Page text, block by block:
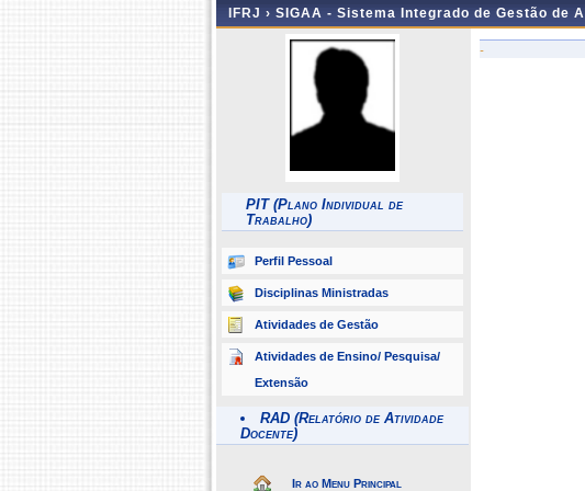
IFRJ › SIGAA - Sistema Integrado de Gestão de
PIT (Plano Individual de
Trabalho)
Perfil Pessoal
Disciplinas Ministradas
Atividades de Gestão
Atividades de Ensino/ Pesquisa/
Extensão
RAD (Relatório de Atividade
Docente)
Ir ao Menu Principal
-